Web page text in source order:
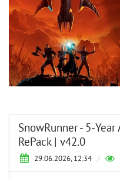
SnowRunner - 5-Year
RePack | v42.0
29.06.2026, 12:34 /